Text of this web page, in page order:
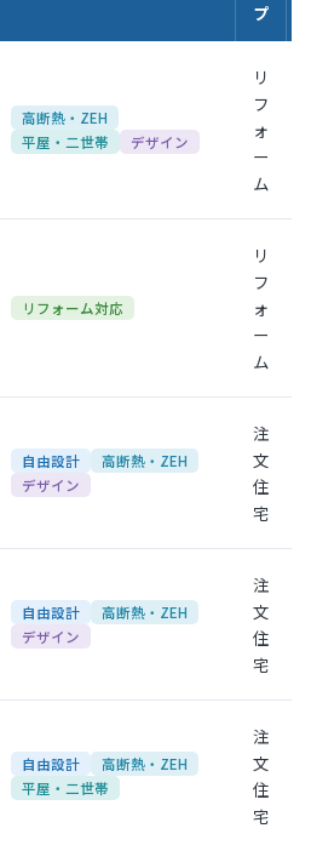
プ
高断熱・ZEH
平屋・二世帯
デザイン
リ
フ
ォ
ー
ム
リフォーム対応
リ
フ
ォ
ー
ム
自由設計
高断熱・ZEH
デザイン
注
文
住
宅
自由設計
高断熱・ZEH
デザイン
注
文
住
宅
自由設計
高断熱・ZEH
平屋・二世帯
注
文
住
宅